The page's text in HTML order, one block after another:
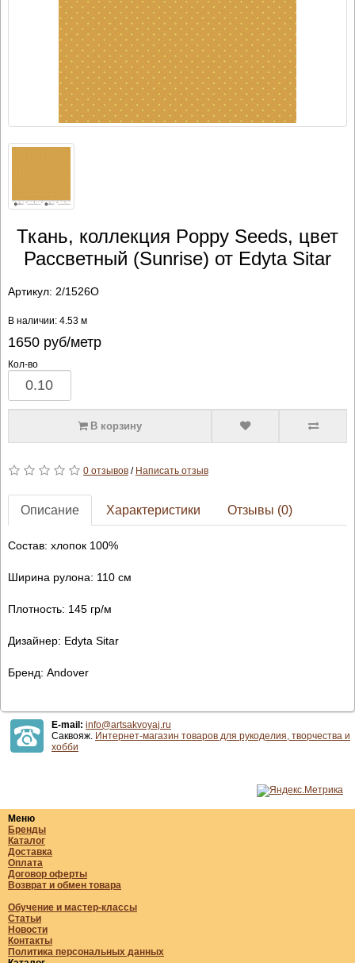
Ткань, коллекция Poppy Seeds, цвет
Рассветный (Sunrise) от Edyta Sitar
Артикул: 2/1526O
В наличии: 4.53 м
1650руб/метр
Кол-во
В корзину
0 отзывов/ Написать отзыв
Описание Характеристики Отзывы (0)
Состав: хлопок 100%
Ширина рулона: 110 см
Плотность: 145 гр/м
Дизайнер: Edyta Sitar
Бренд: Andover
E-mail: info@artsakvoyaj.ru
Саквояж. Интернет-магазин товаров для рукоделия, творчества и
хобби
Меню
Бренды
Каталог
Доставка
Оплата
Договор оферты
Возврат и обмен товара
Обучение и мастер-классы
Статьи
Новости
Контакты
Политика персональных данных